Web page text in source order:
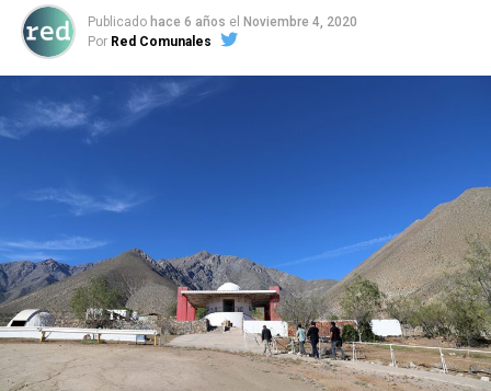
Publicado hace 6 años el Noviembre 4, 2020
Por Red Comunales